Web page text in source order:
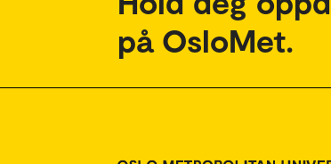
på OsloMet.